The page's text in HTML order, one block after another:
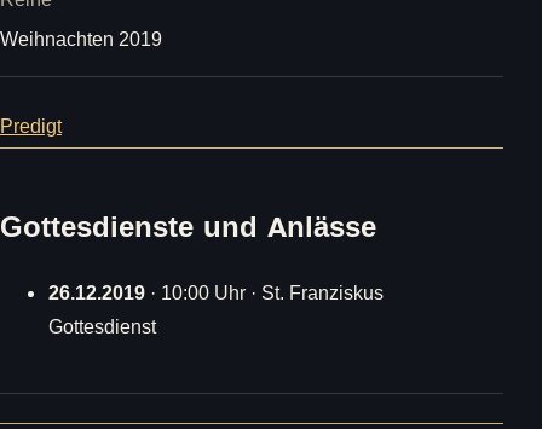
Weihnachten 2019
Predigt
Gottesdienste und Anlässe
26.12.2019 · 10:00 Uhr · St. Franziskus
Gottesdienst